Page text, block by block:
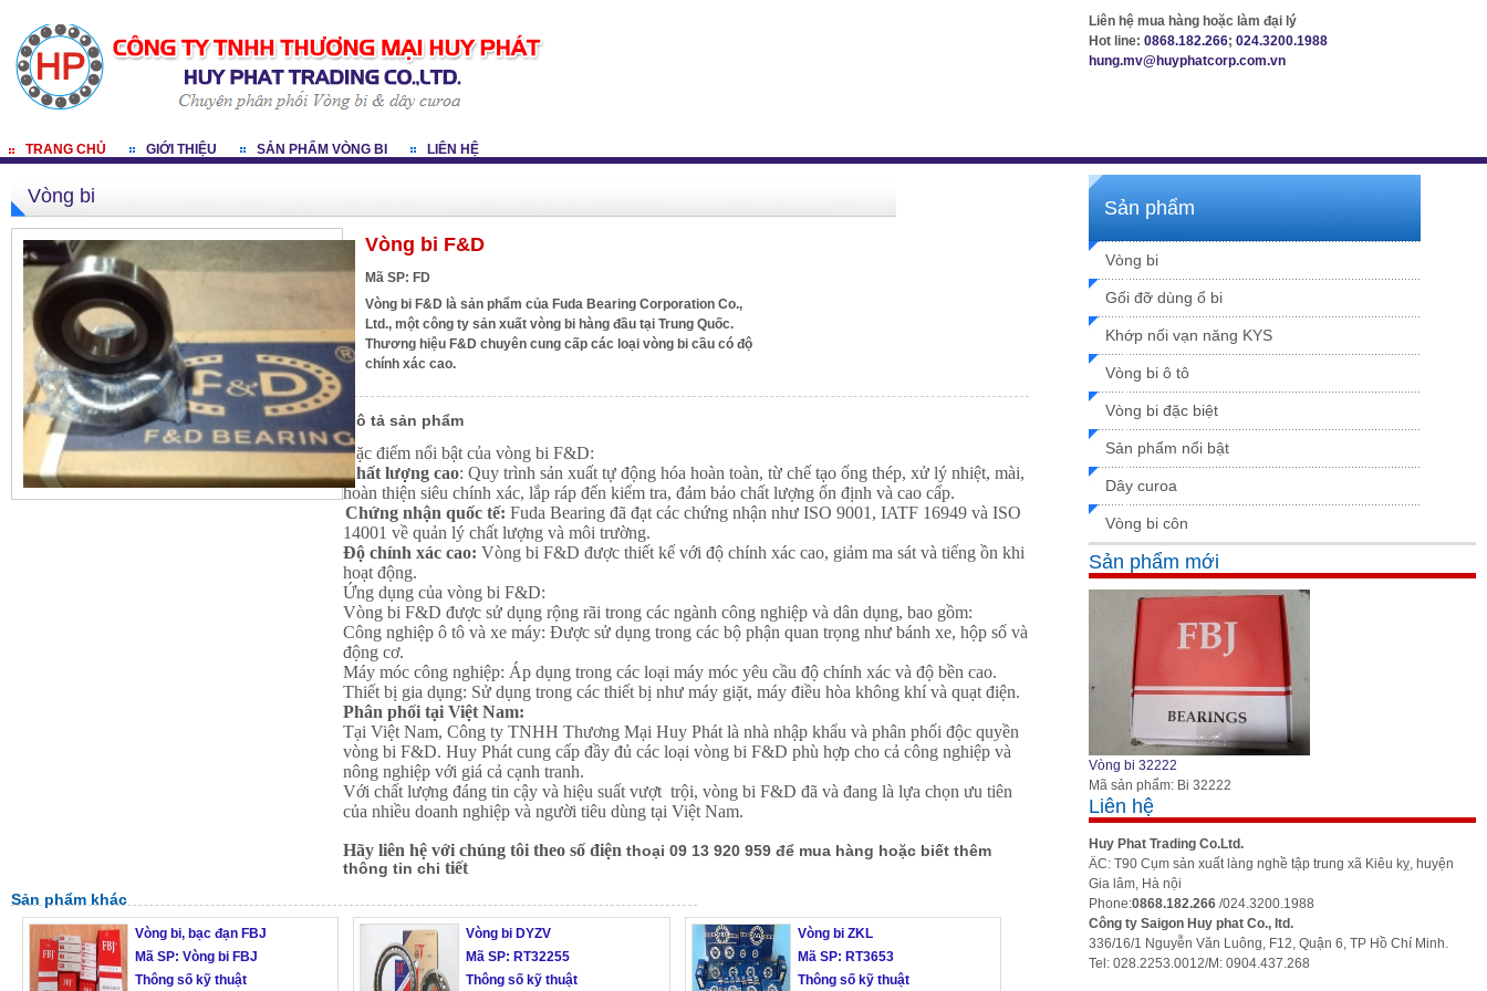
Liên hệ mua hàng hoặc làm đại lý
Hot line:0868.182.266;024.3200.1988
hung.mv@huyphatcorp.com.vn
TRANG CHỦ GIỚI THIỆU SẢN PHẨM VÒNG BI LIÊN HỆ
Vòng bi
Vòng bi F&D
Mã SP: FD
Vòng bi F&D là sản phẩm của Fuda Bearing Corporation Co.,
Ltd., một công ty sản xuất vòng bi hàng đầu tại Trung Quốc.
Thương hiệu F&D chuyên cung cấp các loại vòng bi cầu có độ
chính xác cao.
Mô tả sản phẩm
Đặc điểm nổi bật của vòng bi F&D:
Chất lượng cao: Quy trình sản xuất tự động hóa hoàn toàn, từ chế tạo ống thép, xử lý nhiệt, mài,
hoàn thiện siêu chính xác, lắp ráp đến kiểm tra, đảm bảo chất lượng ổn định và cao cấp.
Chứng nhận quốc tế: Fuda Bearing đã đạt các chứng nhận như ISO 9001, IATF 16949 và ISO
14001 về quản lý chất lượng và môi trường.
Độ chính xác cao: Vòng bi F&D được thiết kế với độ chính xác cao, giảm ma sát và tiếng ồn khi
hoạt động.
Ứng dụng của vòng bi F&D:
Vòng bi F&D được sử dụng rộng rãi trong các ngành công nghiệp và dân dụng, bao gồm:
Công nghiệp ô tô và xe máy: Được sử dụng trong các bộ phận quan trọng như bánh xe, hộp số và
động cơ.
Máy móc công nghiệp: Áp dụng trong các loại máy móc yêu cầu độ chính xác và độ bền cao.
Thiết bị gia dụng: Sử dụng trong các thiết bị như máy giặt, máy điều hòa không khí và quạt điện.
Phân phối tại Việt Nam:
Tại Việt Nam, Công ty TNHH Thương Mại Huy Phát là nhà nhập khẩu và phân phối độc quyền
vòng bi F&D. Huy Phát cung cấp đầy đủ các loại vòng bi F&D phù hợp cho cả công nghiệp và
nông nghiệp với giá cả cạnh tranh.
Với chất lượng đáng tin cậy và hiệu suất vượt trội, vòng bi F&D đã và đang là lựa chọn ưu tiên
của nhiều doanh nghiệp và người tiêu dùng tại Việt Nam.
Hãy liên hệ với chúng tôi theo số điện thoại 09 13 920 959 để mua hàng hoặc biết thêm
thông tin chi tiết
Sản phẩm khác
Vòng bi, bạc đạn FBJ
Mã SP: Vòng bi FBJ
Thông số kỹ thuật
Vòng bi DYZV
Mã SP: RT32255
Thông số kỹ thuật
Vòng bi ZKL
Mã SP: RT3653
Thông số kỹ thuật
Sản phẩm
Vòng bi
Gối đỡ dùng ổ bi
Khớp nối vạn năng KYS
Vòng bi ô tô
Vòng bi đặc biệt
Sản phẩm nổi bật
Dây curoa
Vòng bi côn
Sản phẩm mới
Vòng bi 32222
Mã sản phẩm: Bi 32222
Liên hệ
Huy Phat Trading Co.Ltd.
ÄC: T90 Cụm sản xuất làng nghề tập trung xã Kiêu kỵ, huyện
Gia lâm, Hà nội
Phone:0868.182.266/024.3200.1988
Công ty Saigon Huy phat Co., ltd.
336/16/1 Nguyễn Văn Luông, F12, Quận 6, TP Hồ Chí Minh.
Tel: 028.2253.0012/M: 0904.437.268